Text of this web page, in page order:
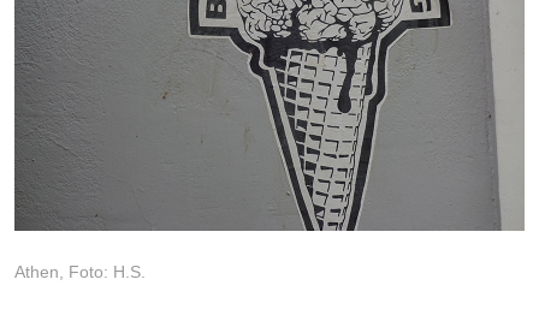
Athen, Foto: H.S.